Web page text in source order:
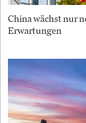
China wächst nur
Erwartungen